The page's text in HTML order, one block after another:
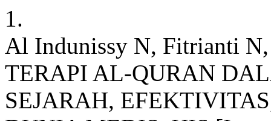
1.
Al Indunissy N, Fitrianti
TERAPI AL-QURAN
SEJARAH,